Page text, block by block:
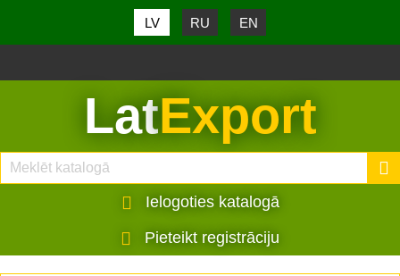
LV RU EN
LatExport
Ielogoties katalogā
Pieteikt registrāciju